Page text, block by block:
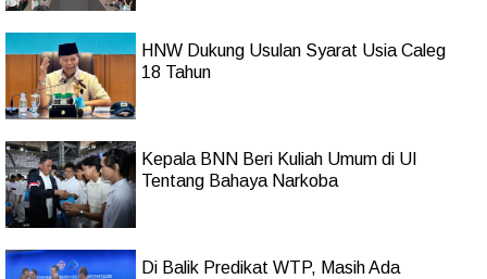
HNW Dukung Usulan Syarat Usia Caleg
18 Tahun
Kepala BNN Beri Kuliah Umum di UI
Tentang Bahaya Narkoba
Di Balik Predikat WTP, Masih Ada